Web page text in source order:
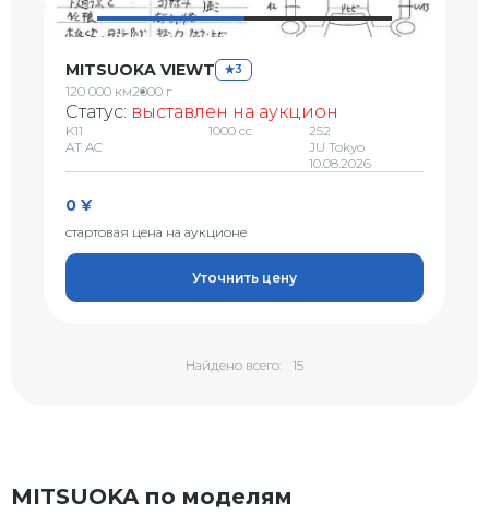
MITSUOKA VIEWT 3
120 000 км2000 г
Статус: выставлен на аукцион
K11
AT AC
1000 сс
252
JU Tokyo
10.08.2026
0 ¥
стартовая цена на аукционе
Уточнить цену
Найдено всего: 15
MITSUOKA по моделям